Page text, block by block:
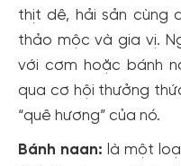
thịt dê, hải sản cùng
thảo mộc và gia vị.
với cơm hoặc bánh
qua cơ hội thưởng
“quê hương” của nó.
Bánh naan: là một